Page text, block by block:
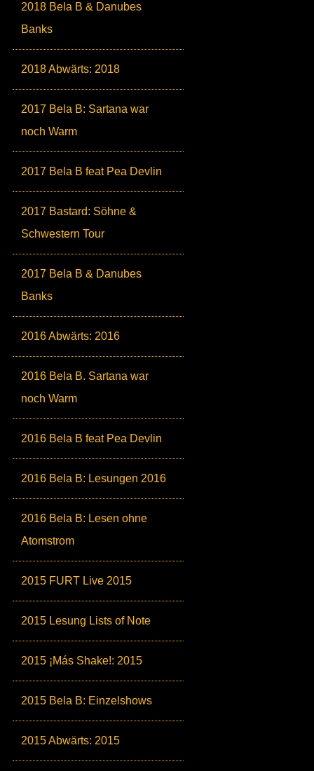
2018 Bela B & Danubes
Banks
2018 Abwärts: 2018
2017 Bela B: Sartana war
noch Warm
2017 Bela B feat Pea Devlin
2017 Bastard: Söhne &
Schwestern Tour
2017 Bela B & Danubes
Banks
2016 Abwärts: 2016
2016 Bela B. Sartana war
noch Warm
2016 Bela B feat Pea Devlin
2016 Bela B: Lesungen 2016
2016 Bela B: Lesen ohne
Atomstrom
2015 FURT Live 2015
2015 Lesung Lists of Note
2015 ¡Más Shake!: 2015
2015 Bela B: Einzelshows
2015 Abwärts: 2015